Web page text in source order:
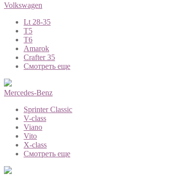
Volkswagen
Lt 28-35
T5
T6
Amarok
Crafter 35
Смотреть еще
Mercedes-Benz
Sprinter Classic
V-class
Viano
Vito
X-class
Смотреть еще